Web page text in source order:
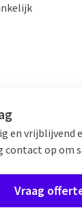
en vrijblijvend
contact op om
Vraag